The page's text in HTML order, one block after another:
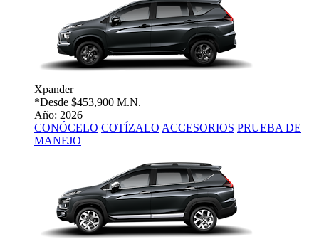
Xpander
*Desde $453,900 M.N.
Año: 2026
CONÓCELO COTÍZALO ACCESORIOS PRUEBA DE
MANEJO